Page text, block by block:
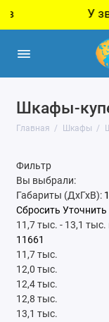
У
Шкафы-
Главная Шкафы
Фильтр
Вы выбрали:
Габариты (ДхГхВ):
Сбросить Уточнить
11,7 тыс. - 13,1 тыс.
11,7 тыс.
12,0 тыс.
12,4 тыс.
12,8 тыс.
13,1 тыс.